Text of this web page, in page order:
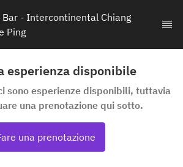
Bar - Intercontinental Chiang
Ping
esperienza disponibile
sono esperienze disponibili, tuttavia
una prenotazione qui sotto.
una prenotazione